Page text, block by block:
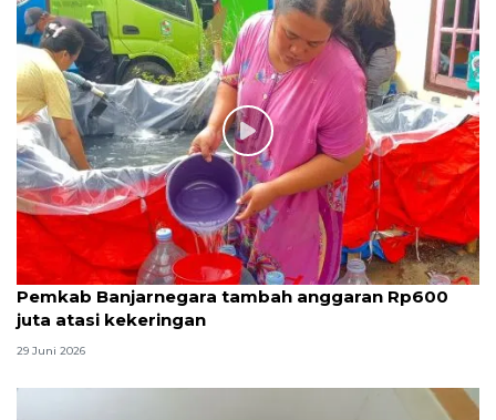
Pemkab Banjarnegara tambah anggaran Rp600
juta atasi kekeringan
29 Juni 2026